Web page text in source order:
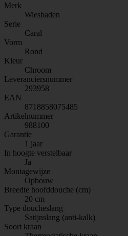
Merk
Wiesbaden
Serie
Caral
Vorm
Rond
Kleur
Chroom
Leveranciersnummer
293958
EAN
8718858075485
Artikelnummer
988100
Garantie
1 jaar
In hoogte verstelbaar
Ja
Montagewijze
Opbouw
Breedte hoofddouche (cm)
20 cm
Type doucheslang
Satijnslang (anti-kalk)
Soort kraan